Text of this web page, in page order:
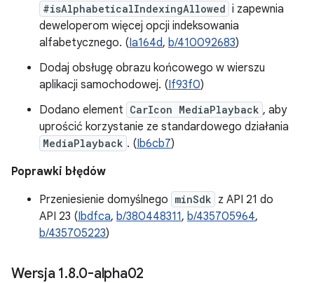
#isAlphabeticalIndexingAllowed i zapewnia
deweloperom więcej opcji indeksowania
alfabetycznego. (Ia164d, b/410092683)
Dodaj obsługę obrazu końcowego w wierszu
aplikacji samochodowej. (If93f0)
Dodano element CarIcon MediaPlayback , aby
uprościć korzystanie ze standardowego działania
MediaPlayback . (Ib6cb7)
Poprawki błędów
Przeniesienie domyślnego minSdk z API 21 do
API 23 (Ibdfca, b/380448311, b/435705964,
b/435705223)
Wersja 1.8.0-alpha02